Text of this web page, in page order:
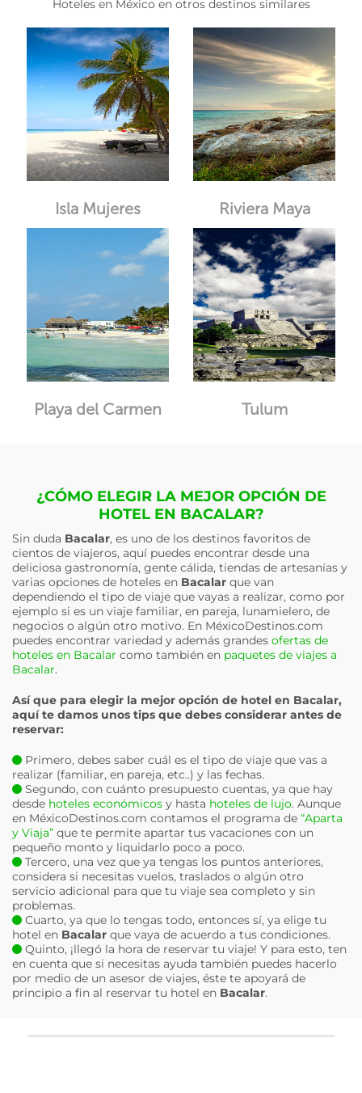
Hoteles en México en otros destinos similares
Isla Mujeres Riviera Maya
Playa del Carmen Tulum
¿CÓMO ELEGIR LA MEJOR OPCIÓN DE
HOTEL EN BACALAR?
Sin duda Bacalar, es uno de los destinos favoritos de
cientos de viajeros, aquí puedes encontrar desde una
deliciosa gastronomía, gente cálida, tiendas de artesanías y
varias opciones de hoteles en Bacalar que van
dependiendo el tipo de viaje que vayas a realizar, como por
ejemplo si es un viaje familiar, en pareja, lunamielero, de
negocios o algún otro motivo. En MéxicoDestinos.com
puedes encontrar variedad y además grandes ofertas de
hoteles en Bacalar como también en paquetes de viajes a
Bacalar.
Así que para elegir la mejor opción de hotel en Bacalar,
aquí te damos unos tips que debes considerar antes de
reservar:
Primero, debes saber cuál es el tipo de viaje que vas a
realizar (familiar, en pareja, etc..) y las fechas.
Segundo, con cuánto presupuesto cuentas, ya que hay
desde hoteles económicos y hasta hoteles de lujo. Aunque
en MéxicoDestinos.com contamos el programa de “Aparta
y Viaja” que te permite apartar tus vacaciones con un
pequeño monto y liquidarlo poco a poco.
Tercero, una vez que ya tengas los puntos anteriores,
considera si necesitas vuelos, traslados o algún otro
servicio adicional para que tu viaje sea completo y sin
problemas.
Cuarto, ya que lo tengas todo, entonces sí, ya elige tu
hotel en Bacalar que vaya de acuerdo a tus condiciones.
Quinto, ¡llegó la hora de reservar tu viaje! Y para esto, ten
en cuenta que si necesitas ayuda también puedes hacerlo
por medio de un asesor de viajes, éste te apoyará de
principio a fin al reservar tu hotel en Bacalar.